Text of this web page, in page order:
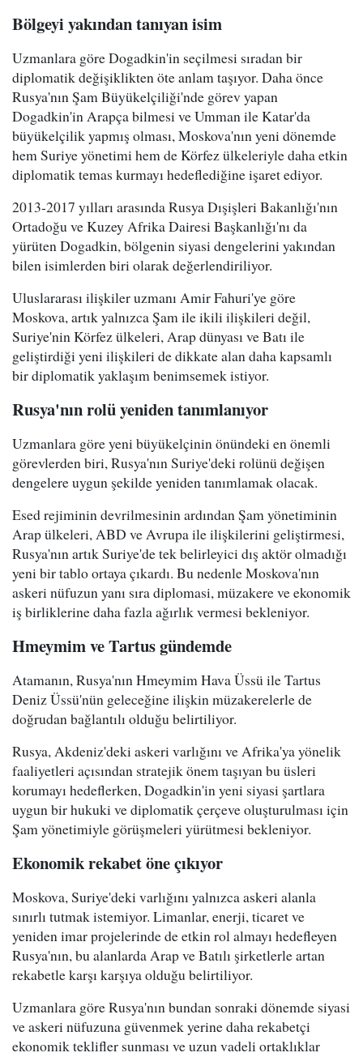
Bölgeyi yakından tanıyan isim
Uzmanlara göre Dogadkin'in seçilmesi sıradan bir
diplomatik değişiklikten öte anlam taşıyor. Daha önce
Rusya'nın Şam Büyükelçiliği'nde görev yapan
Dogadkin'in Arapça bilmesi ve Umman ile Katar'da
büyükelçilik yapmış olması, Moskova'nın yeni dönemde
hem Suriye yönetimi hem de Körfez ülkeleriyle daha etkin
diplomatik temas kurmayı hedeflediğine işaret ediyor.
2013-2017 yılları arasında Rusya Dışişleri Bakanlığı'nın
Ortadoğu ve Kuzey Afrika Dairesi Başkanlığı'nı da
yürüten Dogadkin, bölgenin siyasi dengelerini yakından
bilen isimlerden biri olarak değerlendiriliyor.
Uluslararası ilişkiler uzmanı Amir Fahuri'ye göre
Moskova, artık yalnızca Şam ile ikili ilişkileri değil,
Suriye'nin Körfez ülkeleri, Arap dünyası ve Batı ile
geliştirdiği yeni ilişkileri de dikkate alan daha kapsamlı
bir diplomatik yaklaşım benimsemek istiyor.
Rusya'nın rolü yeniden tanımlanıyor
Uzmanlara göre yeni büyükelçinin önündeki en önemli
görevlerden biri, Rusya'nın Suriye'deki rolünü değişen
dengelere uygun şekilde yeniden tanımlamak olacak.
Esed rejiminin devrilmesinin ardından Şam yönetiminin
Arap ülkeleri, ABD ve Avrupa ile ilişkilerini geliştirmesi,
Rusya'nın artık Suriye'de tek belirleyici dış aktör olmadığı
yeni bir tablo ortaya çıkardı. Bu nedenle Moskova'nın
askeri nüfuzun yanı sıra diplomasi, müzakere ve ekonomik
iş birliklerine daha fazla ağırlık vermesi bekleniyor.
Hmeymim ve Tartus gündemde
Atamanın, Rusya'nın Hmeymim Hava Üssü ile Tartus
Deniz Üssü'nün geleceğine ilişkin müzakerelerle de
doğrudan bağlantılı olduğu belirtiliyor.
Rusya, Akdeniz'deki askeri varlığını ve Afrika'ya yönelik
faaliyetleri açısından stratejik önem taşıyan bu üsleri
korumayı hedeflerken, Dogadkin'in yeni siyasi şartlara
uygun bir hukuki ve diplomatik çerçeve oluşturulması için
Şam yönetimiyle görüşmeleri yürütmesi bekleniyor.
Ekonomik rekabet öne çıkıyor
Moskova, Suriye'deki varlığını yalnızca askeri alanla
sınırlı tutmak istemiyor. Limanlar, enerji, ticaret ve
yeniden imar projelerinde de etkin rol almayı hedefleyen
Rusya'nın, bu alanlarda Arap ve Batılı şirketlerle artan
rekabetle karşı karşıya olduğu belirtiliyor.
Uzmanlara göre Rusya'nın bundan sonraki dönemde siyasi
ve askeri nüfuzuna güvenmek yerine daha rekabetçi
ekonomik teklifler sunması ve uzun vadeli ortaklıklar